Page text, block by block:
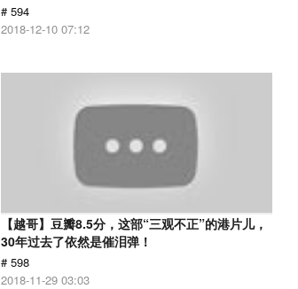
# 594
2018-12-10 07:12
【越哥】豆瓣8.5分，这部“三观不正”的港片儿，
30年过去了依然是催泪弹！
# 598
2018-11-29 03:03